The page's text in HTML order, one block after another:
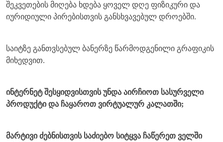
შეკვეთების მიღება ხდება ყოველ დღე ფიზიკური და
იურიდიული პირებისთვის განსხვავებულ დროებში.
საიტზე განთვსებულ ბანერზე წარმოდგენილი გრაფიკის
მიხედვით.
ინტერნეტ შესყიდვისთვის უნდა აირჩიოთ სასურველი
პროდუქტი და ჩაყაროთ ვირტუალურ კალათში;
მარტივი ძებნისთვის საძიებო სიტყვა ჩაწერეთ ველში